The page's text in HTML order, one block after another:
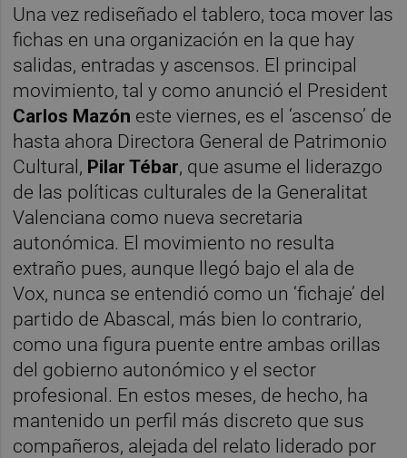
Una vez rediseñado el tablero, toca mover las
fichas en una organización en la que hay
salidas, entradas y ascensos. El principal
movimiento, tal y como anunció el President
Carlos Mazón este viernes, es el ‘ascenso’ de
hasta ahora Directora General de Patrimonio
Cultural, Pilar Tébar, que asume el liderazgo
de las políticas culturales de la Generalitat
Valenciana como nueva secretaria
autonómica. El movimiento no resulta
extraño pues, aunque llegó bajo el ala de
Vox, nunca se entendió como un ‘fichaje’ del
partido de Abascal, más bien lo contrario,
como una figura puente entre ambas orillas
del gobierno autonómico y el sector
profesional. En estos meses, de hecho, ha
mantenido un perfil más discreto que sus
compañeros, alejada del relato liderado por